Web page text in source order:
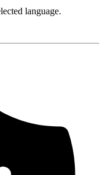
language.